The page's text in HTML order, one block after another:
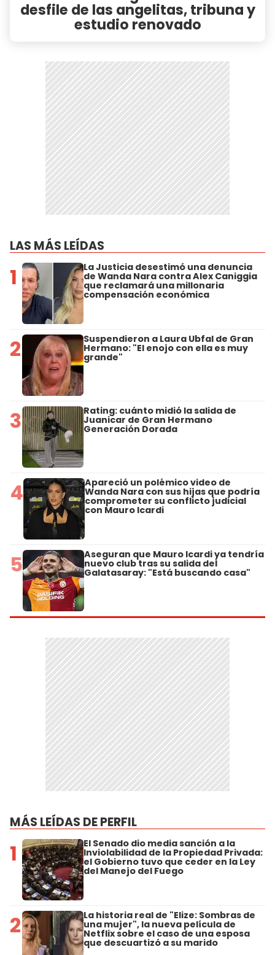
desfile de las angelitas, tribuna y
estudio renovado
LAS MÁS LEÍDAS
1 La Justicia desestimó una denuncia
de Wanda Nara contra Alex Caniggia
que reclamará una millonaria
compensación económica
2 Suspendieron a Laura Ubfal de Gran
Hermano: "El enojo con ella es muy
grande"
3 Rating: cuánto midió la salida de
Juanicar de Gran Hermano
Generación Dorada
4 Apareció un polémico video de
Wanda Nara con sus hijas que podría
comprometer su conflicto judicial
con Mauro Icardi
5 Aseguran que Mauro Icardi ya tendría
nuevo club tras su salida del
Galatasaray: "Está buscando casa"
MÁS LEÍDAS DE PERFIL
1 El Senado dio media sanción a la
Inviolabilidad de la Propiedad Privada:
el Gobierno tuvo que ceder en la Ley
del Manejo del Fuego
2 La historia real de "Elize: Sombras de
una mujer", la nueva película de
Netflix sobre el caso de una esposa
que descuartizó a su marido